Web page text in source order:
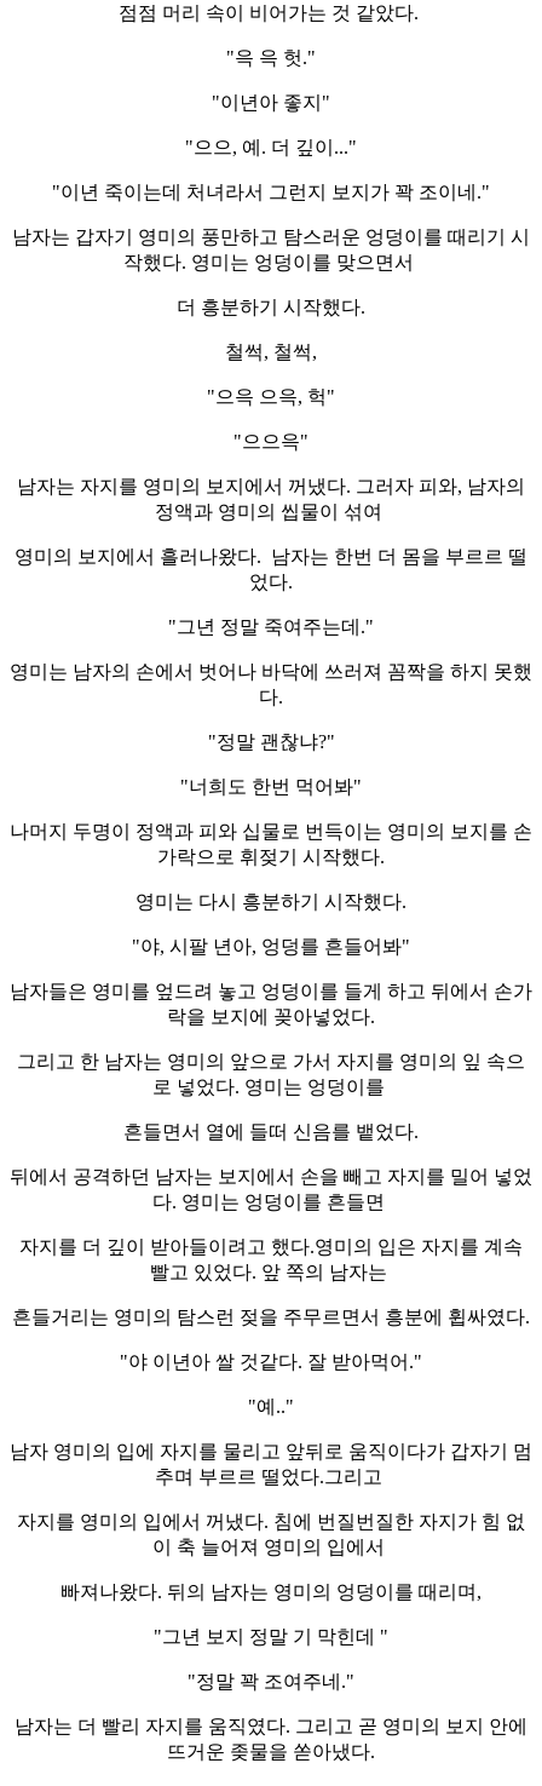
점점 머리 속이 비어가는 것 같았다.
"윽 윽 헛."
"이년아 좋지"
"으으, 예. 더 깊이..."
"이년 죽이는데 처녀라서 그런지 보지가 꽉 조이네."
남자는 갑자기 영미의 풍만하고 탐스러운 엉덩이를 때리기 시
작했다. 영미는 엉덩이를 맞으면서
더 흥분하기 시작했다.
철썩, 철썩,
"으윽 으윽, 헉"
"으으윽"
남자는 자지를 영미의 보지에서 꺼냈다. 그러자 피와, 남자의
정액과 영미의 씹물이 섞여
영미의 보지에서 흘러나왔다. 남자는 한번 더 몸을 부르르 떨
었다.
"그년 정말 죽여주는데."
영미는 남자의 손에서 벗어나 바닥에 쓰러져 꼼짝을 하지 못했
다.
"정말 괜찮냐?"
"너희도 한번 먹어봐"
나머지 두명이 정액과 피와 십물로 번득이는 영미의 보지를 손
가락으로 휘젖기 시작했다.
영미는 다시 흥분하기 시작했다.
"야, 시팔 년아, 엉덩를 흔들어봐"
남자들은 영미를 엎드려 놓고 엉덩이를 들게 하고 뒤에서 손가
락을 보지에 꽂아넣었다.
그리고 한 남자는 영미의 앞으로 가서 자지를 영미의 잎 속으
로 넣었다. 영미는 엉덩이를
흔들면서 열에 들떠 신음를 뱉었다.
뒤에서 공격하던 남자는 보지에서 손을 빼고 자지를 밀어 넣었
다. 영미는 엉덩이를 흔들면
자지를 더 깊이 받아들이려고 했다.영미의 입은 자지를 계속
빨고 있었다. 앞 쪽의 남자는
흔들거리는 영미의 탐스런 젖을 주무르면서 흥분에 휩싸였다.
"야 이년아 쌀 것같다. 잘 받아먹어."
"예.."
남자 영미의 입에 자지를 물리고 앞뒤로 움직이다가 갑자기 멈
추며 부르르 떨었다.그리고
자지를 영미의 입에서 꺼냈다. 침에 번질번질한 자지가 힘 없
이 축 늘어져 영미의 입에서
빠져나왔다. 뒤의 남자는 영미의 엉덩이를 때리며,
"그년 보지 정말 기 막힌데 "
"정말 꽉 조여주네."
남자는 더 빨리 자지를 움직였다. 그리고 곧 영미의 보지 안에
뜨거운 좆물을 쏟아냈다.